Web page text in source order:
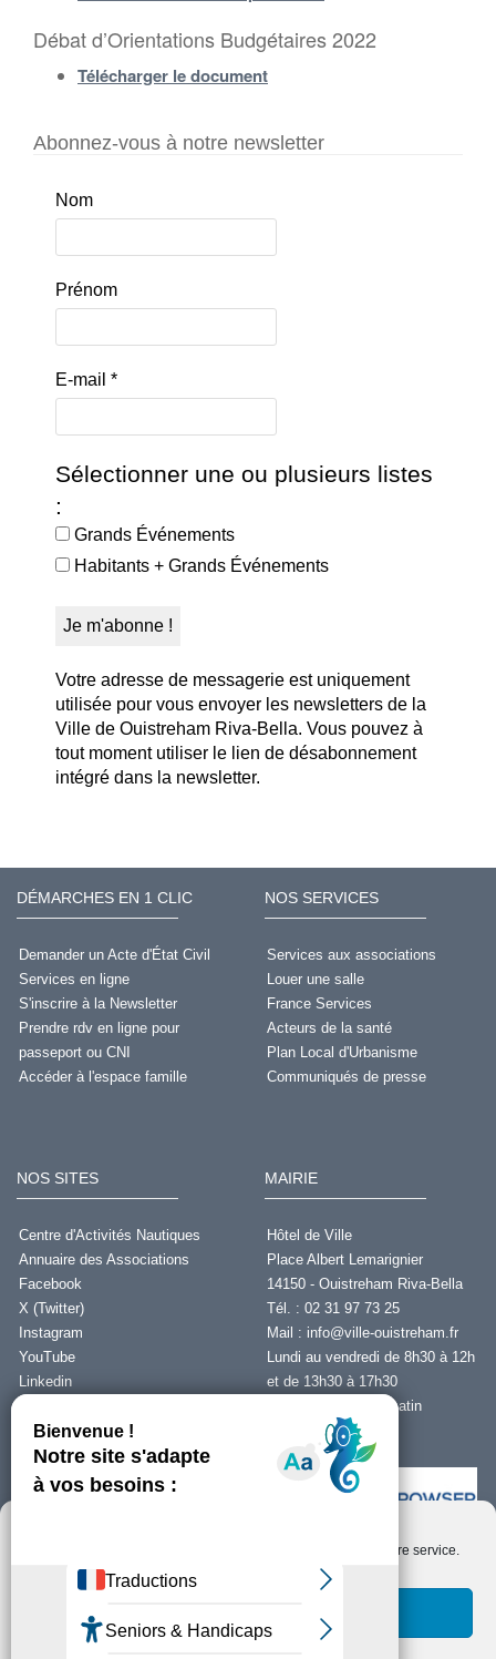
Nous utilisons des cookies pour optimiser notre site web et notre service.
Débat d’Orientations Budgétaires 2022
Télécharger le document
Abonnez-vous à notre newsletter
Nom
Prénom
E-mail *
Sélectionner une ou plusieurs listes
:
Grands Événements
Habitants + Grands Événements
Votre adresse de messagerie est uniquement
utilisée pour vous envoyer les newsletters de la
Ville de Ouistreham Riva-Bella. Vous pouvez à
tout moment utiliser le lien de désabonnement
intégré dans la newsletter.
DÉMARCHES EN 1 CLIC
Demander un Acte d'État Civil
Services en ligne
S'inscrire à la Newsletter
Prendre rdv en ligne pour
passeport ou CNI
Accéder à l'espace famille
NOS SERVICES
Services aux associations
Louer une salle
France Services
Acteurs de la santé
Plan Local d'Urbanisme
Communiqués de presse
NOS SITES
Centre d'Activités Nautiques
Annuaire des Associations
Facebook
X (Twitter)
Instagram
YouTube
Linkedin
MAIRIE
Hôtel de Ville
Place Albert Lemarignier
14150 - Ouistreham Riva-Bella
Tél. : 02 31 97 73 25
Mail : info@ville-ouistreham.fr
Lundi au vendredi de 8h30 à 12h
et de 13h30 à 17h30
Fermeture le jeudi matin
Nous contacter
Installer Ability Browser
Qu’est ce que Ability Browser ?